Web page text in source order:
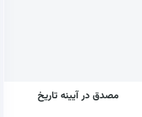
مصدق در آیینه تاریخ